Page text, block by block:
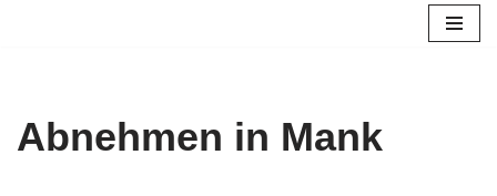
Abnehmen in Mank